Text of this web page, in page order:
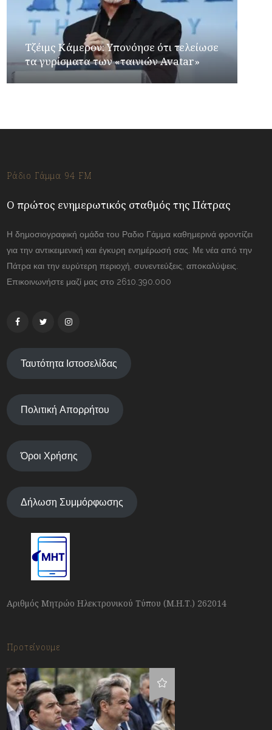
Τζέιμς Κάμερον: Υπονόησε ότι τελείωσε
τα γυρίσματα των «ταινιών Avatar»
Ράδιο Γάμμα 94 FM
Ο πρώτος ενημερωτικός σταθμός της Πάτρας
Η δημοσιογραφική ομάδα του Ραδιο Γάμμα καθημερινά φροντίζει
για την αντικειμενική και έγκυρη ενημέρωσή σας. Με νέα από την
Πάτρα και την ευρύτερη περιοχή, συνεντεύξεις, αποκαλύψεις.
Επικοινωνήστε μαζί μας στο 2610.390.000
Ταυτότητα Ιστοσελίδας
Πολιτική Απορρήτου
Όροι Χρήσης
Δήλωση Συμμόρφωσης
Αριθμός Μητρώο Ηλεκτρονικού Τύπου (Μ.Η.Τ.) 262014
Προτείνουμε